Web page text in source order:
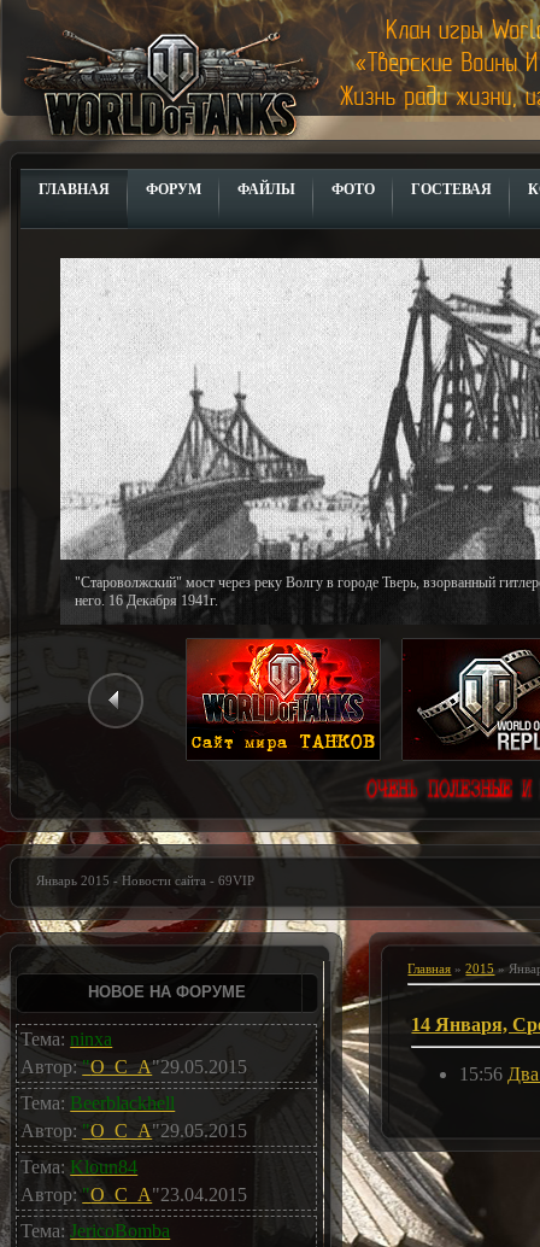
ГЛАВНАЯ ФОРУМ ФАЙЛЫ ФОТО ГОСТЕВАЯ
"Староволжский" мост через реку Волгу в городе Тверь, взорванный
него. 16 Декабря 1941г.
Январь 2015 - Новости сайта - 69VIP
Главная »2015 »
14 Января,
15:56
НОВОЕ НА ФОРУМЕ
Тема: ninxa
Автор: "O_C_A"29.05.2015
Тема: Beerblackhell
Автор: "O_C_A"29.05.2015
Тема: Kloun84
Автор: "O_C_A"23.04.2015
Тема:JericoBomba